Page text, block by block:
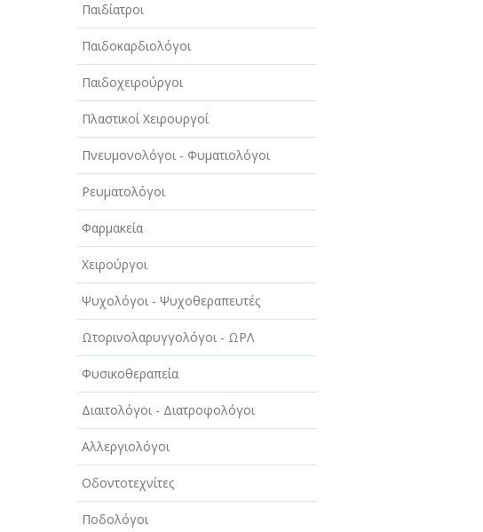
Παιδίατροι
Παιδοκαρδιολόγοι
Παιδοχειρούργοι
Πλαστικοί Χειρουργοί
Πνευμονολόγοι - Φυματιολόγοι
Ρευματολόγοι
Φαρμακεία
Χειρούργοι
Ψυχολόγοι - Ψυχοθεραπευτές
Ωτορινολαρυγγολόγοι - ΩΡΛ
Φυσικοθεραπεία
Διαιτολόγοι - Διατροφολόγοι
Αλλεργιολόγοι
Οδοντοτεχνίτες
Ποδολόγοι